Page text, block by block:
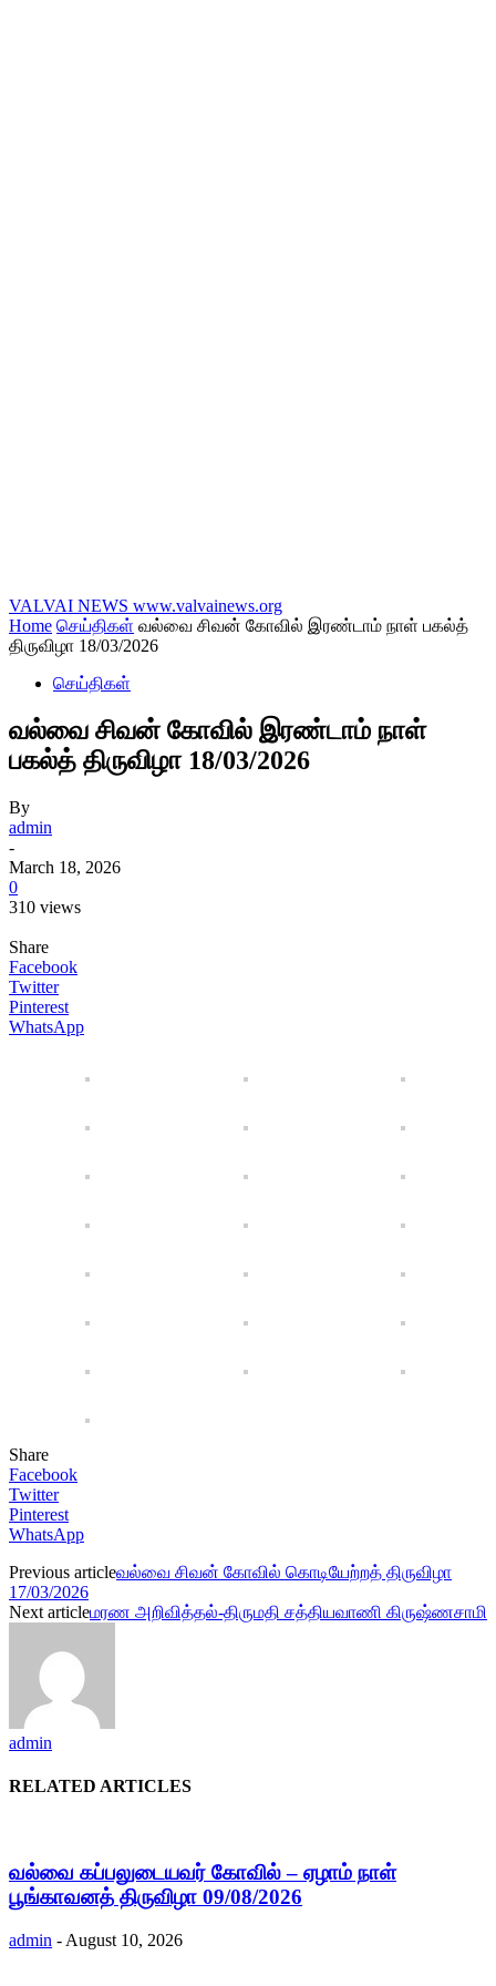
VALVAI NEWS www.valvainews.org
Home செய்திகள் வல்வை சிவன் கோவில் இரண்டாம் நாள் பகல்த்
திருவிழா 18/03/2026
செய்திகள்
வல்வை சிவன் கோவில் இரண்டாம் நாள்
பகல்த் திருவிழா 18/03/2026
By
admin
-
March 18, 2026
0
310 views
Share
Facebook
Twitter
Pinterest
WhatsApp
Share
Facebook
Twitter
Pinterest
WhatsApp
Previous articleவல்வை சிவன் கோவில் கொடியேற்றத் திருவிழா
17/03/2026
Next articleமரண அறிவித்தல்-திருமதி சத்தியவாணி கிருஷ்ணசாமி
admin
RELATED ARTICLES
வல்வை கப்பலுடையவர் கோவில் – ஏழாம் நாள்
பூங்காவனத் திருவிழா 09/08/2026
admin - August 10, 2026